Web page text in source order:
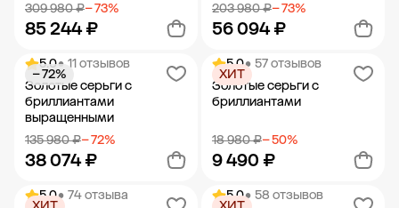
309 980 ₽− 73%
85 244 ₽
Добавить в корзину
203 980 ₽− 73%
56 094 ₽
Добавить в корзину
5.0• 11 отзывов
Золотые серьги с
бриллиантами
выращенными
135 980 ₽− 72%
38 074 ₽
− 72%
5.0• 57 отзывов
Золотые серьги с
бриллиантами
18 980 ₽− 50%
9 490 ₽
ХИТ
5.0• 74 отзыва 5.0• 58 отзывов